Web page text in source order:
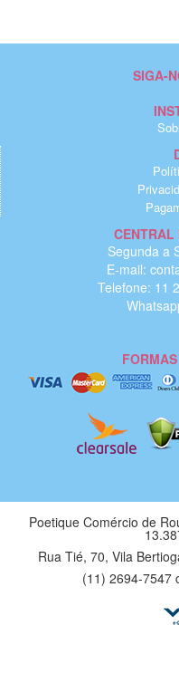
SIGA-
CENTRAL
Segunda a
E-mail:
Telefone: 11
Poetique Comércio de
Rua Tié, 70, Vila
(11) 2694-7547